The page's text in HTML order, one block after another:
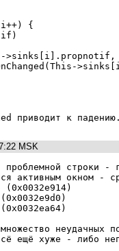
приводит к
MSK
проблемной строки -
активным окном -
неудачных
ещё хуже - либо